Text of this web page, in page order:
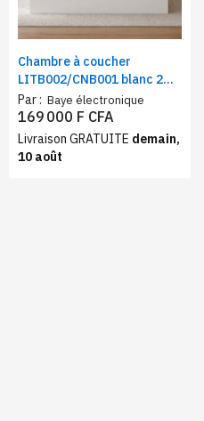
Chambre à coucher
LITB002/CNB001 blanc 2
pièces – Ensemble chambre
moderne, lit + chevet,
confort et rangement
pratique
Par : Baye électronique
169 000 F CFA
Livraison GRATUITE demain,
10 août